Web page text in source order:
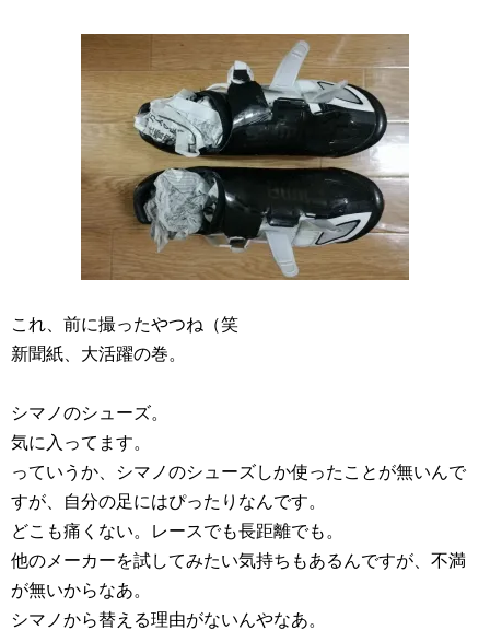
これ、前に撮ったやつね（笑
新聞紙、大活躍の巻。
シマノのシューズ。
気に入ってます。
っていうか、シマノのシューズしか使ったことが無いんで
すが、自分の足にはぴったりなんです。
どこも痛くない。レースでも長距離でも。
他のメーカーを試してみたい気持ちもあるんですが、不満
が無いからなあ。
シマノから替える理由がないんやなあ。